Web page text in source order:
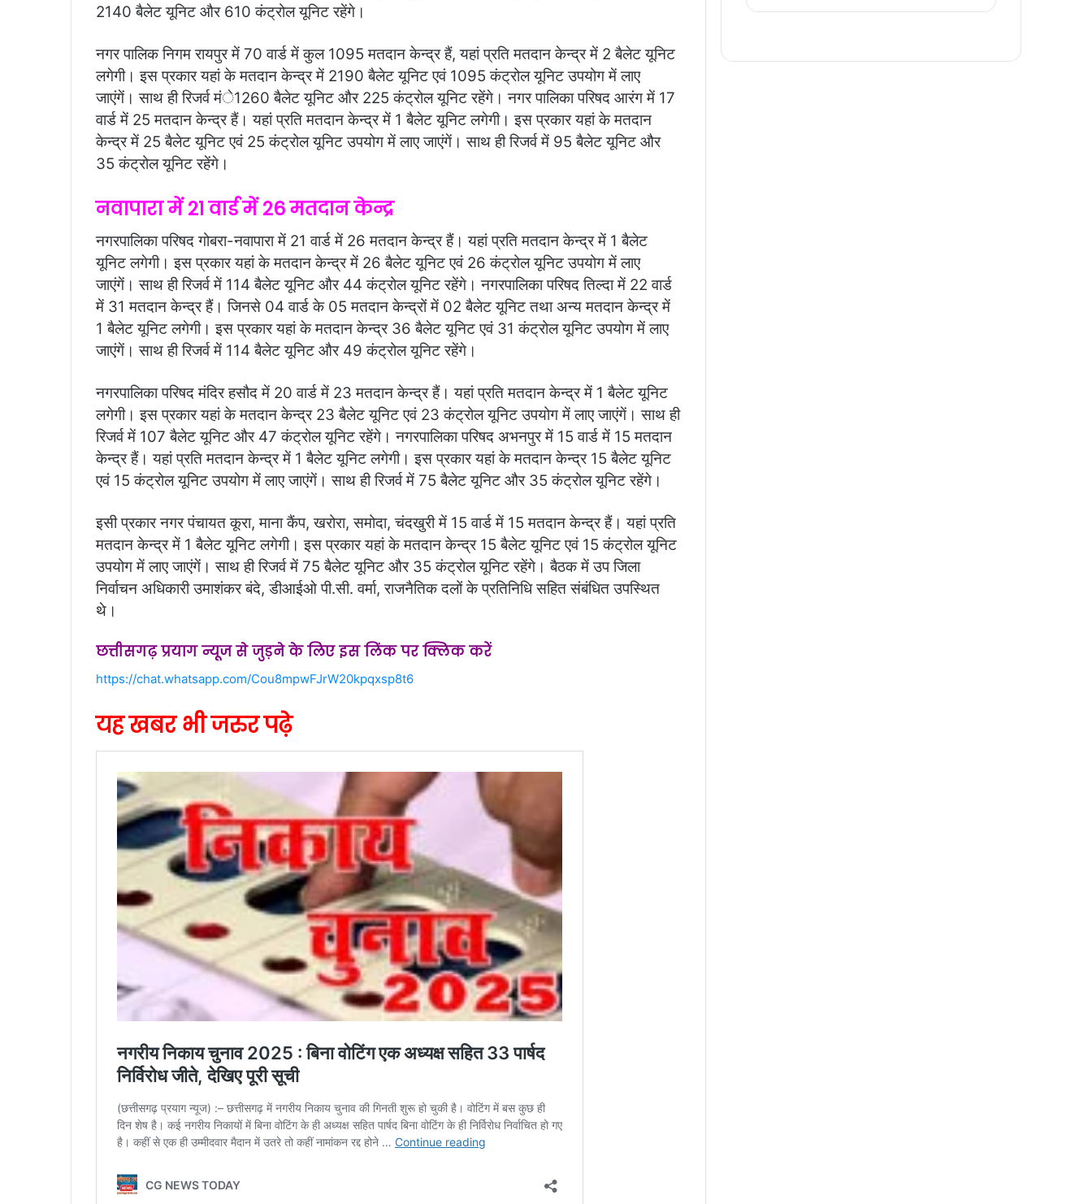
2140 बैलेट यूनिट और 610 कंट्रोल यूनिट रहेंगे।
नगर पालिक निगम रायपुर में 70 वार्ड में कुल 1095 मतदान केन्द्र हैं, यहां प्रति मतदान केन्द्र में 2 बैलेट यूनिट
लगेगी। इस प्रकार यहां के मतदान केन्द्र में 2190 बैलेट यूनिट एवं 1095 कंट्रोल यूनिट उपयोग में लाए
जाएंगें। साथ ही रिजर्व मंे1260 बैलेट यूनिट और 225 कंट्रोल यूनिट रहेंगे। नगर पालिका परिषद आरंग में 17
वार्ड में 25 मतदान केन्द्र हैं। यहां प्रति मतदान केन्द्र में 1 बैलेट यूनिट लगेगी। इस प्रकार यहां के मतदान
केन्द्र में 25 बैलेट यूनिट एवं 25 कंट्रोल यूनिट उपयोग में लाए जाएंगें। साथ ही रिजर्व में 95 बैलेट यूनिट और
35 कंट्रोल यूनिट रहेंगे।
नवापारा में 21 वार्ड में 26 मतदान केन्द्र
नगरपालिका परिषद गोबरा-नवापारा में 21 वार्ड में 26 मतदान केन्द्र हैं। यहां प्रति मतदान केन्द्र में 1 बैलेट
यूनिट लगेगी। इस प्रकार यहां के मतदान केन्द्र में 26 बैलेट यूनिट एवं 26 कंट्रोल यूनिट उपयोग में लाए
जाएंगें। साथ ही रिजर्व में 114 बैलेट यूनिट और 44 कंट्रोल यूनिट रहेंगे। नगरपालिका परिषद तिल्दा में 22 वार्ड
में 31 मतदान केन्द्र हैं। जिनसे 04 वार्ड के 05 मतदान केन्द्रों में 02 बैलेट यूनिट तथा अन्य मतदान केन्द्र में
1 बैलेट यूनिट लगेगी। इस प्रकार यहां के मतदान केन्द्र 36 बैलेट यूनिट एवं 31 कंट्रोल यूनिट उपयोग में लाए
जाएंगें। साथ ही रिजर्व में 114 बैलेट यूनिट और 49 कंट्रोल यूनिट रहेंगे।
नगरपालिका परिषद मंदिर हसौद में 20 वार्ड में 23 मतदान केन्द्र हैं। यहां प्रति मतदान केन्द्र में 1 बैलेट यूनिट
लगेगी। इस प्रकार यहां के मतदान केन्द्र 23 बैलेट यूनिट एवं 23 कंट्रोल यूनिट उपयोग में लाए जाएंगें। साथ ही
रिजर्व में 107 बैलेट यूनिट और 47 कंट्रोल यूनिट रहेंगे। नगरपालिका परिषद अभनपुर में 15 वार्ड में 15 मतदान
केन्द्र हैं। यहां प्रति मतदान केन्द्र में 1 बैलेट यूनिट लगेगी। इस प्रकार यहां के मतदान केन्द्र 15 बैलेट यूनिट
एवं 15 कंट्रोल यूनिट उपयोग में लाए जाएंगें। साथ ही रिजर्व में 75 बैलेट यूनिट और 35 कंट्रोल यूनिट रहेंगे।
इसी प्रकार नगर पंचायत कूरा, माना कैंप, खरोरा, समोदा, चंदखुरी में 15 वार्ड में 15 मतदान केन्द्र हैं। यहां प्रति
मतदान केन्द्र में 1 बैलेट यूनिट लगेगी। इस प्रकार यहां के मतदान केन्द्र 15 बैलेट यूनिट एवं 15 कंट्रोल यूनिट
उपयोग में लाए जाएंगें। साथ ही रिजर्व में 75 बैलेट यूनिट और 35 कंट्रोल यूनिट रहेंगे। बैठक में उप जिला
निर्वाचन अधिकारी उमाशंकर बंदे, डीआईओ पी.सी. वर्मा, राजनैतिक दलों के प्रतिनिधि सहित संबंधित उपस्थित
थे।
छत्तीसगढ़ प्रयाग न्यूज से जुड़ने के लिए इस लिंक पर क्लिक करें
https://chat.whatsapp.com/Cou8mpwFJrW20kpqxsp8t6
यह खबर भी जरुर पढ़े